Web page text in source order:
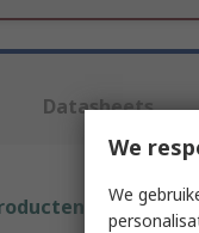
Datasheets
door een
We
We